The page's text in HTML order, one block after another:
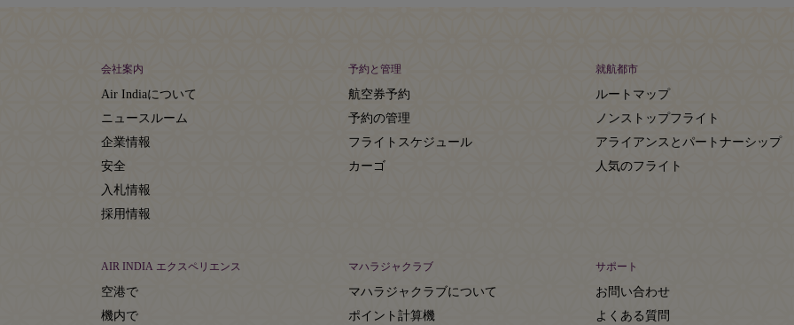
会社案内
Air Indiaについて
ニュースルーム
企業情報
安全
入札情報
採用情報
予約と管理
航空券予約
予約の管理
フライトスケジュール
カーゴ
就航都市
ルートマップ
ノンストップフライト
アライアンスとパートナーシップ
人気のフライト
AIR INDIA エクスペリエンス
空港で
機内で
マハラジャクラブ
マハラジャクラブについて
ポイント計算機
サポート
お問い合わせ
よくある質問